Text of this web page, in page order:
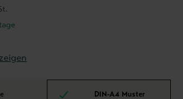
DIN-A4 Muster